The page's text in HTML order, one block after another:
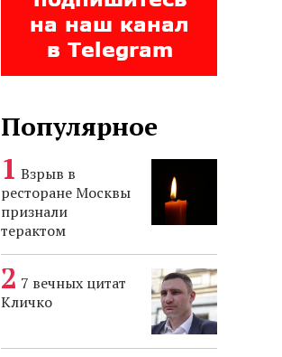
Популярное
Взрыв в
ресторане Москвы
признали
терактом
7 вечных цитат
Кличко